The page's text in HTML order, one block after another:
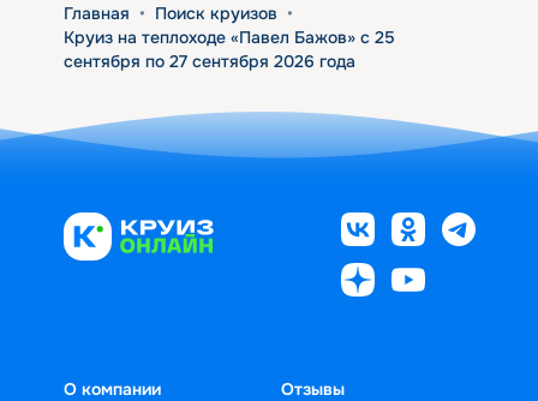
Главная • Поиск круизов •
Круиз на теплоходе «Павел Бажов» с 25
сентября по 27 сентября 2026 года
О компании
Отзывы